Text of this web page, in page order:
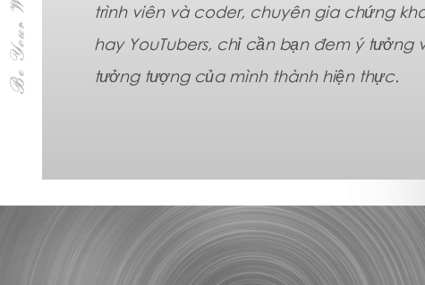
trình viên và coder, chuyên gia chứng
hay YouTubers, chỉ cần bạn đem ý tưởng
tưởng tượng của mình thành hiện thực.